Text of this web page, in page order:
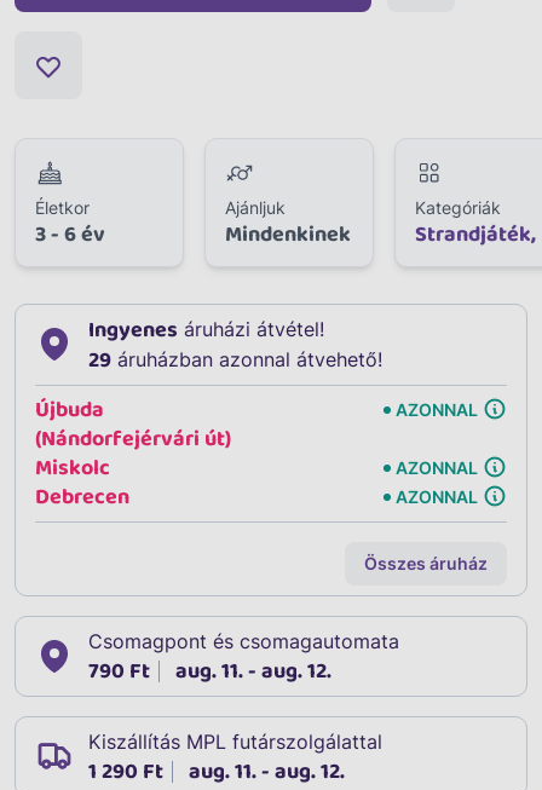
Életkor
3 - 6 év
Ajánljuk
Mindenkinek
Kategóriák
Strandjáték,
Ingyenes áruházi átvétel!
29 áruházban azonnal átvehető!
Újbuda
(Nándorfejérvári út)
AZONNAL
Miskolc AZONNAL
Debrecen AZONNAL
Összes áruház
Csomagpont és csomagautomata
790 Ft aug. 11. - aug. 12.
Kiszállítás MPL futárszolgálattal
1 290 Ft aug. 11. - aug. 12.